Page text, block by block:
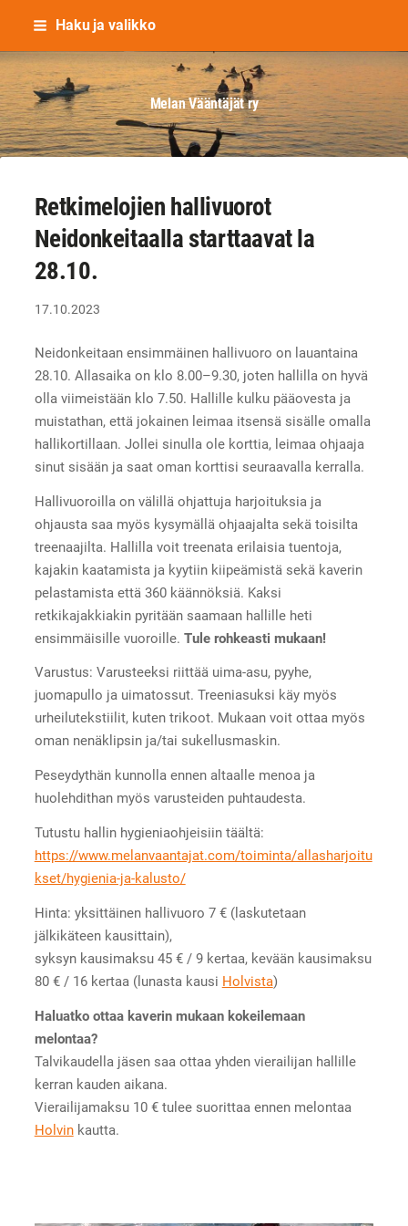
Siirry
sisältöön
Haku ja valikko
Melan Vääntäjät ry
Retkimelojien hallivuorot
Neidonkeitaalla starttaavat la
28.10.
17.10.2023
Neidonkeitaan ensimmäinen hallivuoro on lauantaina
28.10. Allasaika on klo 8.00–9.30, joten hallilla on hyvä
olla viimeistään klo 7.50. Hallille kulku pääovesta ja
muistathan, että jokainen leimaa itsensä sisälle omalla
hallikortillaan. Jollei sinulla ole korttia, leimaa ohjaaja
sinut sisään ja saat oman korttisi seuraavalla kerralla.
Hallivuoroilla on välillä ohjattuja harjoituksia ja
ohjausta saa myös kysymällä ohjaajalta sekä toisilta
treenaajilta. Hallilla voit treenata erilaisia tuentoja,
kajakin kaatamista ja kyytiin kiipeämistä sekä kaverin
pelastamista että 360 käännöksiä. Kaksi
retkikajakkiakin pyritään saamaan hallille heti
ensimmäisille vuoroille. Tule rohkeasti mukaan!
Varustus: Varusteeksi riittää uima-asu, pyyhe,
juomapullo ja uimatossut. Treeniasuksi käy myös
urheilutekstiilit, kuten trikoot. Mukaan voit ottaa myös
oman nenäklipsin ja/tai sukellusmaskin.
Peseydythän kunnolla ennen altaalle menoa ja
huolehdithan myös varusteiden puhtaudesta.
Tutustu hallin hygieniaohjeisiin täältä:
https://www.melanvaantajat.com/toiminta/allasharjoitu
kset/hygienia-ja-kalusto/
Hinta: yksittäinen hallivuoro 7 € (laskutetaan
jälkikäteen kausittain),
syksyn kausimaksu 45 € / 9 kertaa, kevään kausimaksu
80 € / 16 kertaa (lunasta kausi Holvista)
Haluatko ottaa kaverin mukaan kokeilemaan
melontaa?
Talvikaudella jäsen saa ottaa yhden vierailijan hallille
kerran kauden aikana.
Vierailijamaksu 10 € tulee suorittaa ennen melontaa
Holvinkautta.